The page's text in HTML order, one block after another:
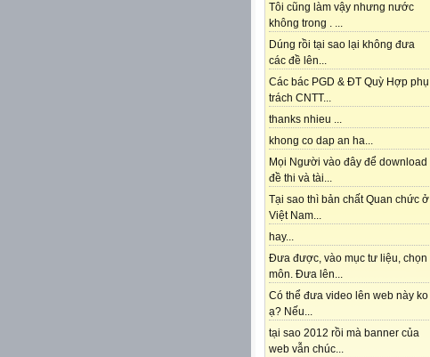
Tôi cũng làm vậy nhưng nước
không trong . ...
Dúng rồi tại sao lại không đưa
các đề lên...
Các bác PGD & ĐT Quỳ Hợp phụ
trách CNTT...
thanks nhieu ...
khong co dap an ha...
Mọi Người vào đây để download
đề thi và tài...
Tại sao thì bản chất Quan chức ở
Việt Nam...
hay...
Đưa được, vào mục tư liệu, chọn
môn. Đưa lên...
Có thể đưa video lên web này ko
ạ? Nếu...
tại sao 2012 rồi mà banner của
web vẫn chúc...